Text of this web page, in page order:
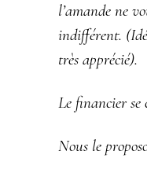
l’amande ne
indifférent.
très apprécié).
Le financier se
Nous le